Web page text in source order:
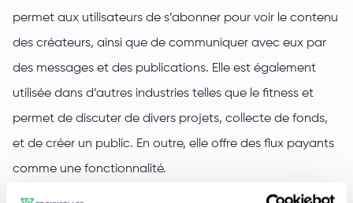
permet aux utilisateurs de s’abonner pour voir le contenu
des créateurs, ainsi que de communiquer avec eux par
des messages et des publications. Elle est également
utilisée dans d’autres industries telles que le fitness et
permet de discuter de divers projets, collecte de fonds,
et de créer un public. En outre, elle offre des flux payants
comme une fonctionnalité.